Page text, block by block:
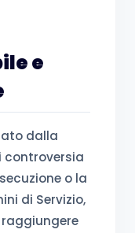
e
dalla
controversia
o la
di Servizio,